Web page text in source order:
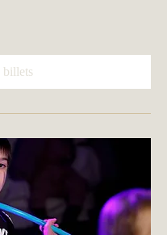
billets